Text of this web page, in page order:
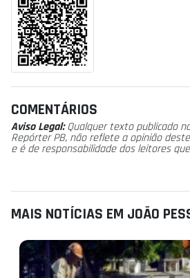
COMENTÁRIOS
Aviso Legal:Qualquer texto publicado
Repórter PB, não reflete a opinião
e é de responsabilidade dos leitores
MAIS NOTÍCIAS EM JOÃO